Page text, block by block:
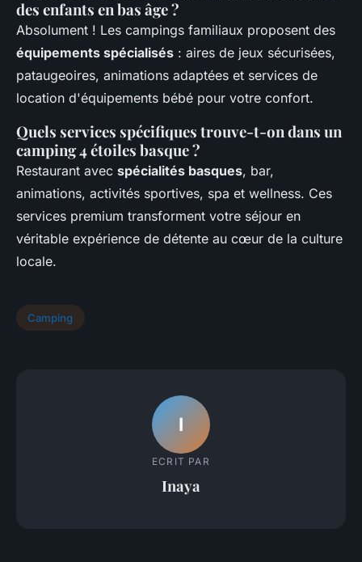
des enfants en bas âge ?
Absolument ! Les campings familiaux proposent des
équipements spécialisés : aires de jeux sécurisées,
pataugeoires, animations adaptées et services de
location d'équipements bébé pour votre confort.
Quels services spécifiques trouve-t-on dans un
camping 4 étoiles basque ?
Restaurant avec spécialités basques, bar,
animations, activités sportives, spa et wellness. Ces
services premium transforment votre séjour en
véritable expérience de détente au cœur de la culture
locale.
Camping
I
ECRIT PAR
Inaya